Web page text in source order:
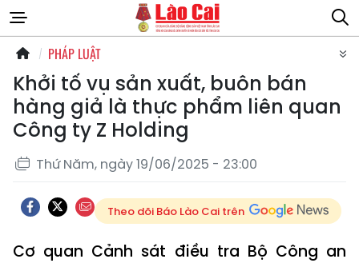
PHÁP LUẬT
Khởi tố vụ sản xuất, buôn bán
hàng giả là thực phẩm liên quan
Công ty Z Holding
Thứ Năm, ngày 19/06/2025 - 23:00
Theo dõi Báo Lào Cai trên
Cơ quan Cảnh sát điều tra Bộ Công an